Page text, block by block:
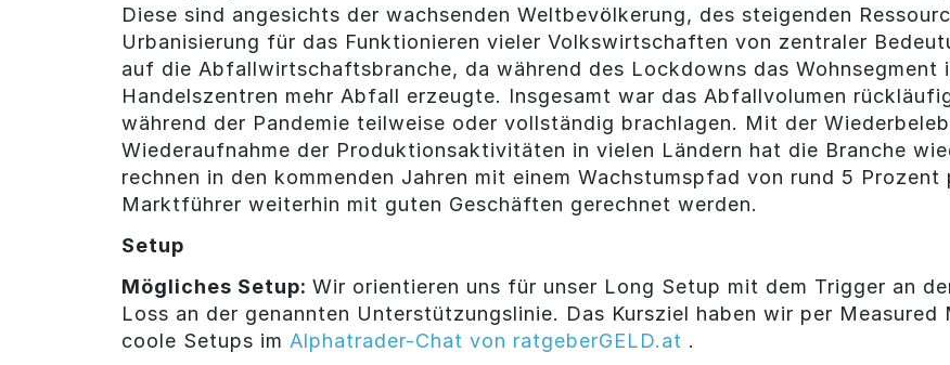
Diese sind angesichts der wachsenden Weltbevölkerung, des steigenden
Urbanisierung für das Funktionieren vieler Volkswirtschaften von zentraler
auf die Abfallwirtschaftsbranche, da während des Lockdowns das Wohnsegment
Handelszentren mehr Abfall erzeugte. Insgesamt war das Abfallvolumen
während der Pandemie teilweise oder vollständig brachlagen. Mit der
Wiederaufnahme der Produktionsaktivitäten in vielen Ländern hat die Branche
rechnen in den kommenden Jahren mit einem Wachstumspfad von rund 5
Marktführer weiterhin mit guten Geschäften gerechnet werden.
Setup
Mögliches Setup: Wir orientieren uns für unser Long Setup mit dem Trigger an
Loss an der genannten Unterstützungslinie. Das Kursziel haben wir per
coole Setups im Alphatrader-Chat von ratgeberGELD.at .